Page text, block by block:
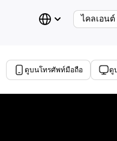
ไคลเอนต์
ดูบนโทรศัพท์มือถือ ดู